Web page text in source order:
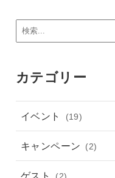
カテゴリー
イベント (19)
キャンペーン (2)
ゲスト (2)